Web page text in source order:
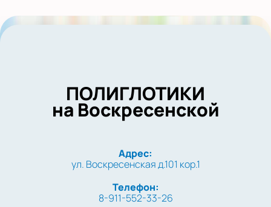
ПОЛИГЛОТИКИ
на Воскресенской
Адрес:
ул. Воскресенская д.101 кор.1
Телефон:
8-911-552-33-26